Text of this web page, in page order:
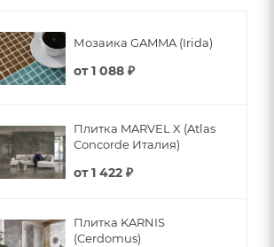
Мозаика GAMMA (Irida)
от1 088 ₽
Плитка MARVEL X (Atlas
Concorde Италия)
от1 422 ₽
Плитка KARNIS
(Cerdomus)